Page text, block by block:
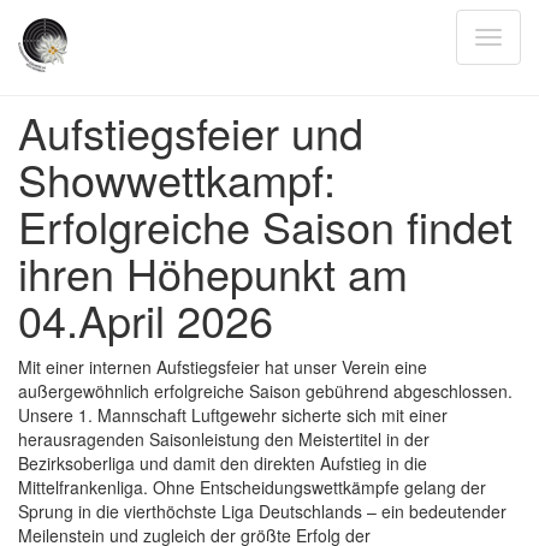
Aufstiegsfeier und
Showwettkampf:
Erfolgreiche Saison findet
ihren Höhepunkt am
04.April 2026
Mit einer internen Aufstiegsfeier hat unser Verein eine
außergewöhnlich erfolgreiche Saison gebührend abgeschlossen.
Unsere 1. Mannschaft Luftgewehr sicherte sich mit einer
herausragenden Saisonleistung den Meistertitel in der
Bezirksoberliga und damit den direkten Aufstieg in die
Mittelfrankenliga. Ohne Entscheidungswettkämpfe gelang der
Sprung in die vierthöchste Liga Deutschlands – ein bedeutender
Meilenstein und zugleich der größte Erfolg der